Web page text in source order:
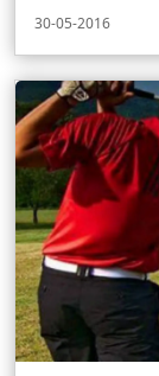
30-05-2016